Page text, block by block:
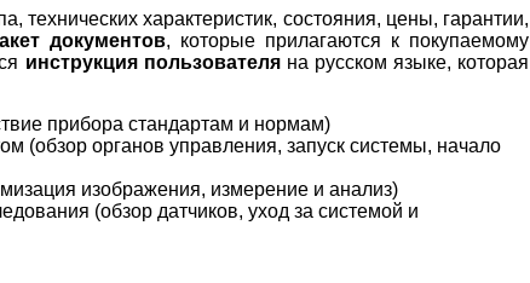
характеристик, состояния, цены, гарантии,
документов, которые прилагаются к покупаемому
инструкция пользователяна русском языке, которая
прибора стандартам и нормам)
(обзор органов управления, запуск системы, начало
изображения, измерение и анализ)
(обзор датчиков, уход за системой и